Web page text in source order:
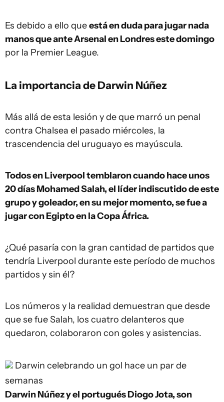
Es debido a ello queestá en duda para jugar nada
manos que ante Arsenal en Londres este domingo
por la Premier League.
La importancia de Darwin Núñez
Más allá de esta lesión y de que marró un penal
contra Chalsea el pasado miércoles, la
trascendencia del uruguayo es mayúscula.
Todos en Liverpool temblaron cuando hace unos
20 días Mohamed Salah, el líder indiscutido de este
grupo y goleador, en su mejor momento, se fue a
jugar con Egipto en la Copa África.
¿Qué pasaría con la gran cantidad de partidos que
tendría Liverpool durante este período de muchos
partidos y sin él?
Los números y la realidad demuestran que desde
que se fue Salah, los cuatro delanteros que
quedaron, colaboraron con goles y asistencias.
Darwin celebrando un gol hace un par de
semanas
Darwin Núñez y el portugués Diogo Jota, son